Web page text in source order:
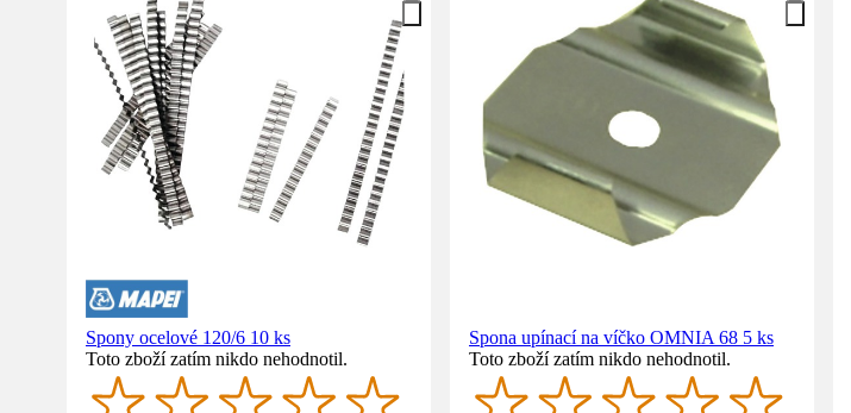
Spony ocelové 120/6 10 ks
Toto zboží zatím nikdo nehodnotil.
Spona upínací na víčko OMNIA 68 5 ks
Toto zboží zatím nikdo nehodnotil.